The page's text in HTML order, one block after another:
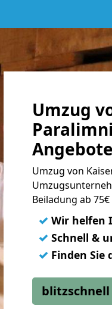
Umzug
Angebote
Umzug von
Beiladung ab 75€
✓ Wir helfen
✓ Schnell &
✓ Finden Sie